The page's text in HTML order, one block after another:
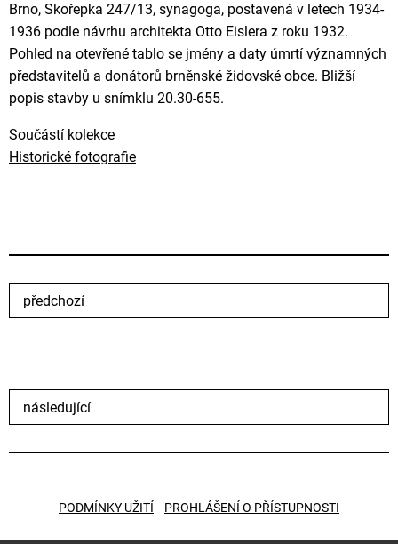
Brno, Skořepka 247/13, synagoga, postavená v letech 1934-
1936 podle návrhu architekta Otto Eislera z roku 1932.
Pohled na otevřené tablo se jmény a daty úmrtí významných
představitelů a donátorů brněnské židovské obce. Bližší
popis stavby u snímklu 20.30-655.
Součástí kolekce
Historické fotografie
předchozí
následující
PODMÍNKY UŽITÍ PROHLÁŠENÍ O PŘÍSTUPNOSTI